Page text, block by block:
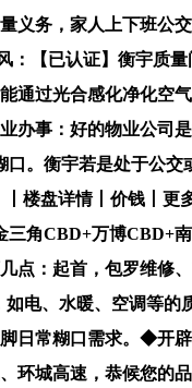
义务，家人上下班公
【已认证】衡宇质
通过光合感化净化
办事：好的物业公
。衡宇若是处于公
丨楼盘详情丨价钱丨
角CBD+万博CBD+
点：起首，包罗维
电、水暖、空调等
日常糊口需求。◆开
环城高速，恭候您的